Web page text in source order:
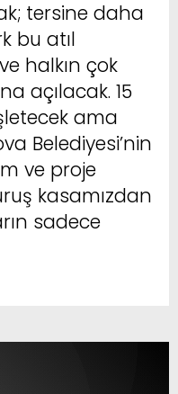
tersine daha
bu atıl
halkın çok
açılacak. 15
ama
Belediyesi’nin
ve proje
kasamızdan
sadece